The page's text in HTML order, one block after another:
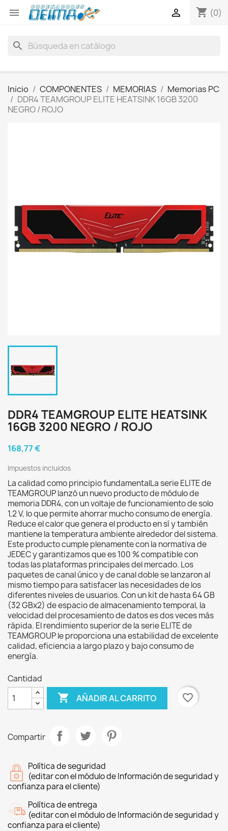
 shopping_cart (0)

search
Inicio COMPONENTES MEMORIAS
Memorias PC
DDR4 TEAMGROUP ELITE HEATSINK 16GB 3200
NEGRO / ROJO
DDR4 TEAMGROUP ELITE HEATSINK
16GB 3200 NEGRO / ROJO
168,77 €
Impuestos incluidos
La calidad como principio fundamentalLa serie ELITE de
TEAMGROUP lanzó un nuevo producto de módulo de
memoria DDR4, con un voltaje de funcionamiento de solo
1,2 V, lo que permite ahorrar mucho consumo de energía.
Reduce el calor que genera el producto en sí y también
mantiene la temperatura ambiente alrededor del sistema.
Este producto cumple plenamente con la normativa de
JEDEC y garantizamos que es 100 % compatible con
todas las plataformas principales del mercado. Los
paquetes de canal único y de canal doble se lanzaron al
mismo tiempo para satisfacer las necesidades de los
diferentes niveles de usuarios. Con un kit de hasta 64 GB
(32 GBx2) de espacio de almacenamiento temporal, la
velocidad del procesamiento de datos es dos veces más
rápida. El rendimiento superior de la serie ELITE de
TEAMGROUP le proporciona una estabilidad de excelente
calidad, eficiencia a largo plazo y bajo consumo de
energía.
Cantidad
 AÑADIR AL CARRITO favorite_border
Compartir
Política de seguridad
(editar con el módulo de Información de seguridad y
confianza para el cliente)
Política de entrega
(editar con el módulo de Información de seguridad y
confianza para el cliente)